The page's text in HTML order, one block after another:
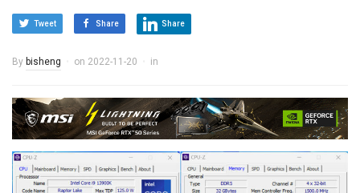
Tweet Share Share
By bisheng on 2022-11-20 in